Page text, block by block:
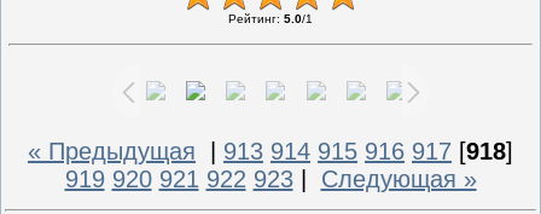
Рейтинг: 5.0/1
« Предыдущая 913 914 915 916 917 [918]
919 920 921 922 923| Следующая »